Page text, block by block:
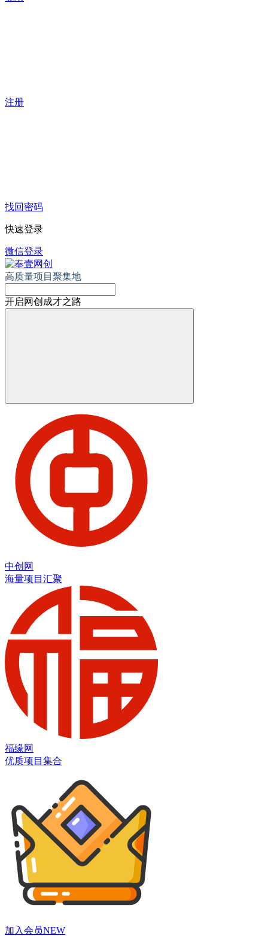
注册
找回密码
快速登录
微信登录
高质量项目聚集地
开启网创成才之路
中创网
海量项目汇聚
福缘网
优质项目集合
加入会员NEW